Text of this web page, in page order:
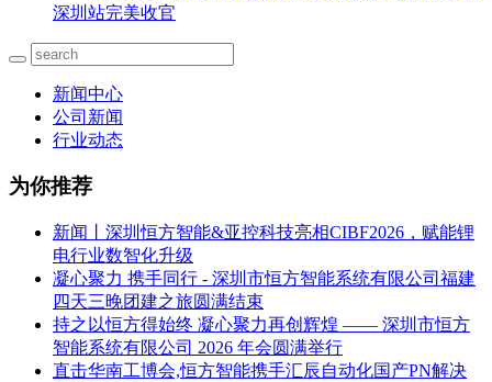
深圳站完美收官
新闻中心
公司新闻
行业动态
为你推荐
新闻丨深圳恒方智能&亚控科技亮相CIBF2026，赋能锂
电行业数智化升级
凝心聚力 携手同行 - 深圳市恒方智能系统有限公司福建
四天三晚团建之旅圆满结束
持之以恒方得始终 凝心聚力再创辉煌 —— 深圳市恒方
智能系统有限公司 2026 年会圆满举行
直击华南工博会,恒方智能携手汇辰自动化国产PN解决